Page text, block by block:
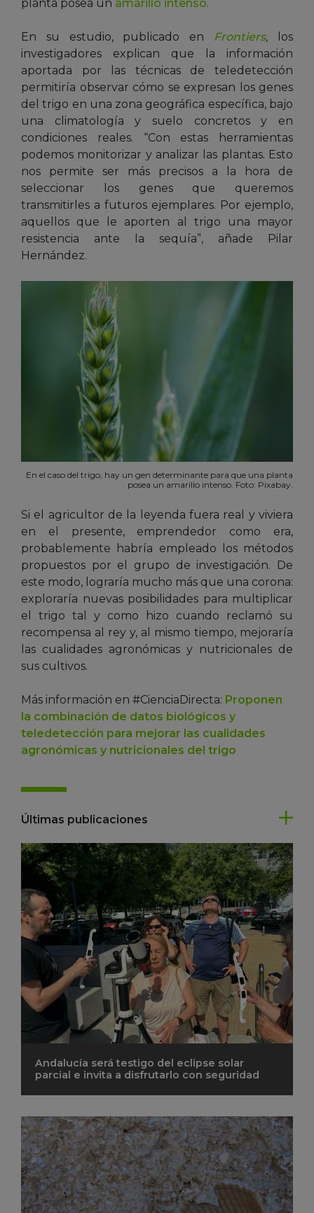
planta posea un amarillo intenso.
En su estudio, publicado en Frontiers, los
investigadores explican que la información
aportada por las técnicas de teledetección
permitiría observar cómo se expresan los genes
del trigo en una zona geográfica específica, bajo
una climatología y suelo concretos y en
condiciones reales. “Con estas herramientas
podemos monitorizar y analizar las plantas. Esto
nos permite ser más precisos a la hora de
seleccionar los genes que queremos
transmitirles a futuros ejemplares. Por ejemplo,
aquellos que le aporten al trigo una mayor
resistencia ante la sequía”, añade Pilar
Hernández.
En el caso del trigo, hay un gen determinante para que una planta
posea un amarillo intenso. Foto: Pixabay.
Si el agricultor de la leyenda fuera real y viviera
en el presente, emprendedor como era,
probablemente habría empleado los métodos
propuestos por el grupo de investigación. De
este modo, lograría mucho más que una corona:
exploraría nuevas posibilidades para multiplicar
el trigo tal y como hizo cuando reclamó su
recompensa al rey y, al mismo tiempo, mejoraría
las cualidades agronómicas y nutricionales de
sus cultivos.
Más información en #CienciaDirecta: Proponen
la combinación de datos biológicos y
teledetección para mejorar las cualidades
agronómicas y nutricionales del trigo
Últimas publicaciones
Andalucía será testigo del eclipse solar
parcial e invita a disfrutarlo con seguridad